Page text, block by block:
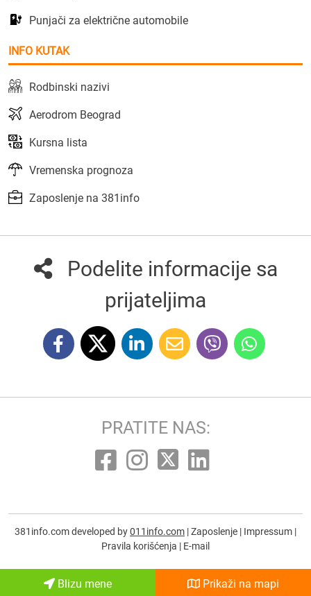
Punjači za električne automobile
INFO KUTAK
Rodbinski nazivi
Aerodrom Beograd
Kursna lista
Vremenska prognoza
Zaposlenje na 381info
Podelite informacije sa
prijateljima
PRATITE NAS:
381info.com developed by011info.com |Zaposlenje | Impressum |
Pravila korišćenja | E-mail
Blizu mene Prikaži na mapi